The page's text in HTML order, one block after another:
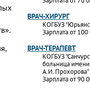
ВРАЧ-ХИРУРГ
КОГБУЗ
Зарплата от
ВРАЧ-ТЕРАПЕВТ
КОГБУЗ
больница
А.И. Прохорова"
Зарплата от 90